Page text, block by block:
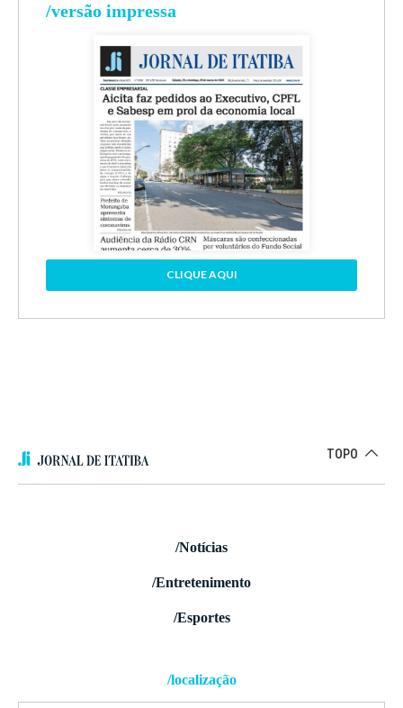
/versão impressa
CLIQUE AQUI
TOPO
/Notícias
/Entretenimento
/Esportes
/localização